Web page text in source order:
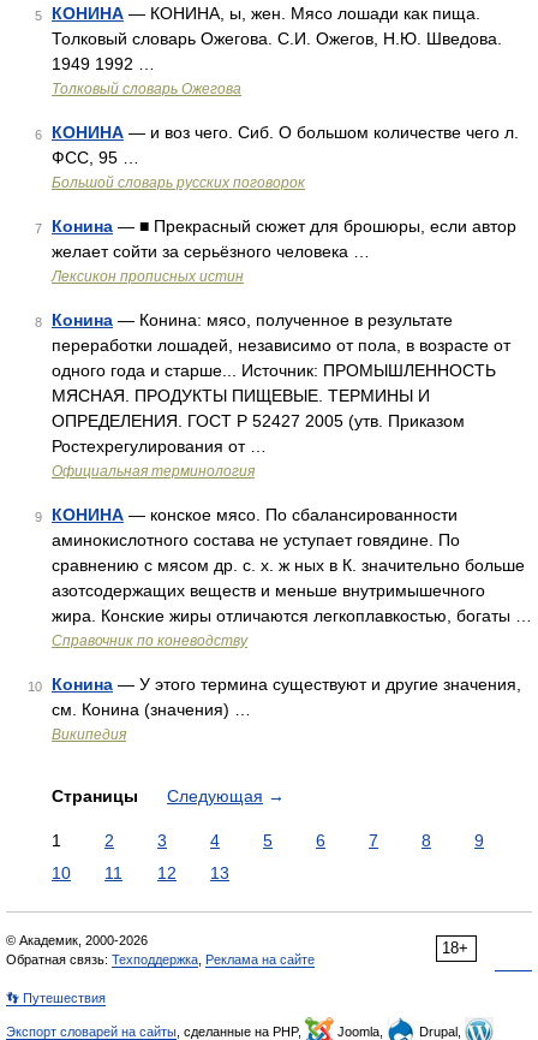
5 КОНИНА — КОНИНА, ы, жен. Мясо лошади как пища.
Толковый словарь Ожегова. С.И. Ожегов, Н.Ю. Шведова.
1949 1992 …
Толковый словарь Ожегова
6 КОНИНА — и воз чего. Сиб. О большом количестве чего л.
ФСС, 95 …
Большой словарь русских поговорок
7 Конина — ■ Прекрасный сюжет для брошюры, если автор
желает сойти за серьёзного человека …
Лексикон прописных истин
8 Конина — Конина: мясо, полученное в результате
переработки лошадей, независимо от пола, в возрасте от
одного года и старше... Источник: ПРОМЫШЛЕННОСТЬ
МЯСНАЯ. ПРОДУКТЫ ПИЩЕВЫЕ. ТЕРМИНЫ И
ОПРЕДЕЛЕНИЯ. ГОСТ Р 52427 2005 (утв. Приказом
Ростехрегулирования от …
Официальная терминология
9 КОНИНА — конское мясо. По сбалансированности
аминокислотного состава не уступает говядине. По
сравнению с мясом др. с. х. ж ных в К. значительно больше
азотсодержащих веществ и меньше внутримышечного
жира. Конские жиры отличаются легкоплавкостью, богаты …
Справочник по коневодству
10 Конина — У этого термина существуют и другие значения,
см. Конина (значения) …
Википедия
Страницы Следующая →
1 2 3 4 5 6 7 8
9
10
11 12 13
18+
© Академик, 2000-2026
Обратная связь: Техподдержка Реклама на сайте
👣 Путешествия
Экспорт словарей на сайты , сделанные на PHP, Joomla,
Drupal,